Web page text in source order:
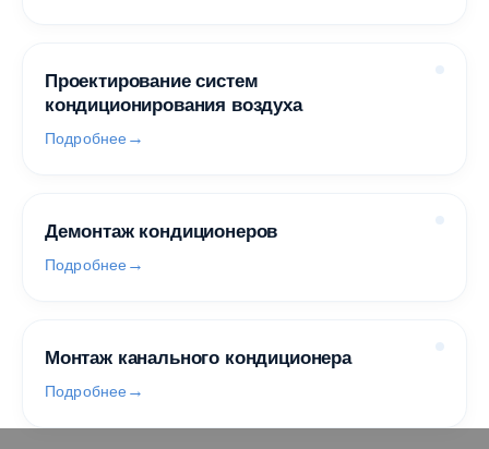
Проектирование систем
кондиционирования воздуха
Подробнее
Демонтаж кондиционеров
Подробнее
Монтаж канального кондиционера
Подробнее